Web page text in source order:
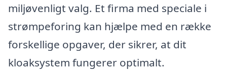
miljøvenligt valg. Et firma med speciale i
strømpeforing kan hjælpe med en række
forskellige opgaver, der sikrer, at dit
kloaksystem fungerer optimalt.